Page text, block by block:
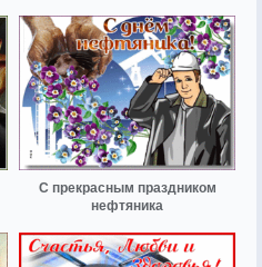
С прекрасным праздником
нефтяника